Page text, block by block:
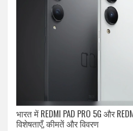
भारत में REDMI PAD PRO 5G और
विशेषताएँ, कीमतें और विवरण